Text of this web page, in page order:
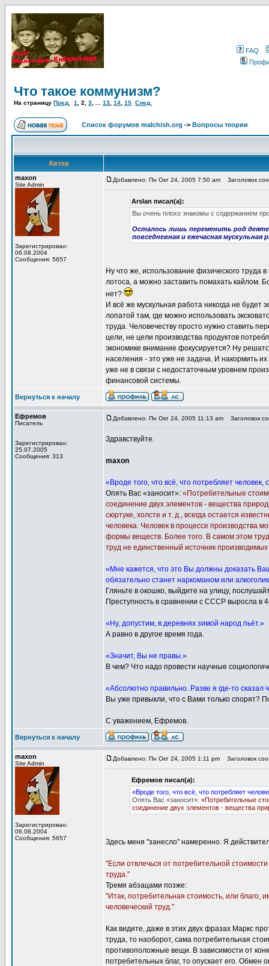
FAQ
Что такое коммунизм?
На страницу Пред. 1 2 3 13 14 15 След.
Список форумов malchish.org -> Вопросы теории
Автор
maxon
Site Admin
Зарегистрирован:
06.08.2004
Сообщения: 5657
Добавлено: Пн Окт 24, 2005 7:50 am Заголовок
Arslan писал(а):
Вы очень плохо знакомы с содержанием
Осталось лишь переменить род
повседневная и ежечасная мускульная
Ну что же, использование физического труда
лотоса, а можно заставить помахать кайлом.
нет?
И всё же мускульная работа никогда не
лопатой там, где можно использовать
труда. Человечеству просто нужно ставить
цели, не цели производства продуктов
экономике внимание фокусируется? Ну
населения - это уже не задача. И накормить
уже не в связи с недостаточным уровнем
финансовой системы.
Вернуться к началу
Ефремов
Писатель
Зарегистрирован:
25.07.2005
Сообщения: 313
Добавлено: Пн Окт 24, 2005 11:13 am Заголовок
Здравствуйте.
maxon
«Вроде того, что всё, что потребляет человек,
Опять Вас «заносит»: «Потребительные
соединение двух элементов - вещества
сюртуке, холсте и т. д., всегда остается
человека. Человек в процессе производства
формы веществ. Более того. В самом этом
труд не единственный источник
«Мне кажется, что это Вы должны доказать
обязательно станет наркоманом или
Гляньте в окошко, выйдите на улицу,
Преступность в сравнении с СССР выросла в
«Ну, допустим, в деревнях зимой народ пьёт.»
А равно в другое время года.
«Значит, Вы не правы.»
В чем? Что надо провести научные
«Абсолютно правильно. Разве я где-то сказал
Вы уже привыкли, что с Вами только спорят?
С уважением, Ефремов.
Вернуться к началу
maxon
Site Admin
Зарегистрирован:
06.08.2004
Сообщения: 5657
Добавлено: Пн Окт 24, 2005 1:11 pm Заголовок
Ефремов писал(а):
«Вроде того, что всё, что потребляет
Опять Вас «заносит»: «Потребительные
соединение двух элементов - вещества
Здесь меня "занесло" намеренно. Я
"Если отвлечься от потребительной
труда."
Тремя абзацами позже:
"Итак, потребительная стоимость, или благо,
человеческий труд."
Как видите, даже в этих двух фразах Маркс
труда, то наоборот, сама потребительная
противоположные вещи. В зависимости от
потребительных благ, то опускает его.